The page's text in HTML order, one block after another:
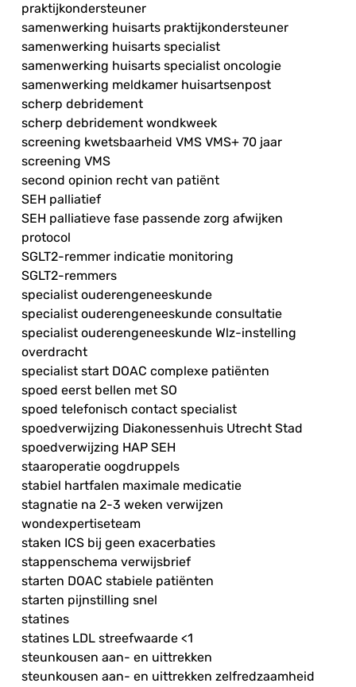
praktijkondersteuner
samenwerking huisarts praktijkondersteuner
samenwerking huisarts specialist
samenwerking huisarts specialist oncologie
samenwerking meldkamer huisartsenpost
scherp debridement
scherp debridement wondkweek
screening kwetsbaarheid VMS VMS+ 70 jaar
screening VMS
second opinion recht van patiënt
SEH palliatief
SEH palliatieve fase passende zorg afwijken
protocol
SGLT2-remmer indicatie monitoring
SGLT2-remmers
specialist ouderengeneeskunde
specialist ouderengeneeskunde consultatie
specialist ouderengeneeskunde Wlz-instelling
overdracht
specialist start DOAC complexe patiënten
spoed eerst bellen met SO
spoed telefonisch contact specialist
spoedverwijzing Diakonessenhuis Utrecht Stad
spoedverwijzing HAP SEH
staaroperatie oogdruppels
stabiel hartfalen maximale medicatie
stagnatie na 2-3 weken verwijzen
wondexpertiseteam
staken ICS bij geen exacerbaties
stappenschema verwijsbrief
starten DOAC stabiele patiënten
starten pijnstilling snel
statines
statines LDL streefwaarde <1
steunkousen aan- en uittrekken
steunkousen aan- en uittrekken zelfredzaamheid